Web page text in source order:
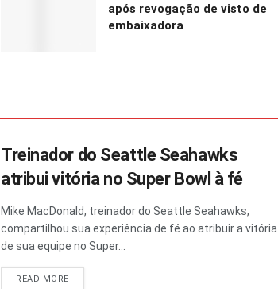
após revogação de visto de
embaixadora
Treinador do Seattle Seahawks
atribui vitória no Super Bowl à fé
Mike MacDonald, treinador do Seattle Seahawks,
compartilhou sua experiência de fé ao atribuir a vitória
de sua equipe no Super...
READ MORE